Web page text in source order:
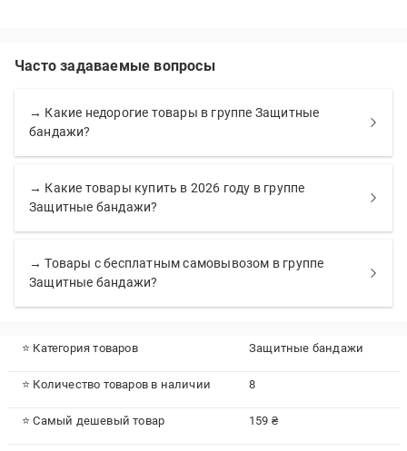
Часто задаваемые вопросы
→ Какие недорогие товары в группе Защитные
бандажи?
→ Какие товары купить в 2026 году в группе
Защитные бандажи?
→ Товары с бесплатным самовывозом в группе
Защитные бандажи?
⭐ Категория товаров Защитные бандажи
⭐ Количество товаров в наличии 8
⭐ Самый дешевый товар 159 ₴